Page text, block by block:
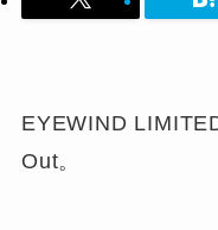
EYEWIND
Out。